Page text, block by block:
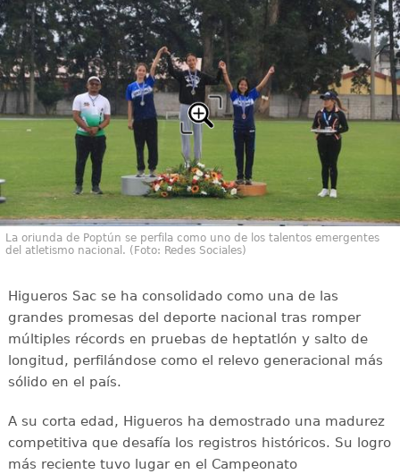
La oriunda de Poptún se perfila como uno de los talentos emergentes
del atletismo nacional. (Foto: Redes Sociales)
Higueros Sac se ha consolidado como una de las
grandes promesas del deporte nacional tras romper
múltiples récords en pruebas de heptatlón y salto de
longitud, perfilándose como el relevo generacional más
sólido en el país.
A su corta edad, Higueros ha demostrado una madurez
competitiva que desafía los registros históricos. Su logro
más reciente tuvo lugar en el Campeonato